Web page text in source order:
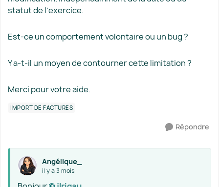
statut de l’exercice.
Est-ce un comportement volontaire ou un bug ?
Y a-t-il un moyen de contourner cette limitation ?
Merci pour votre aide.
IMPORT DE FACTURES
Répondre
Angélique_
il y a 3 mois